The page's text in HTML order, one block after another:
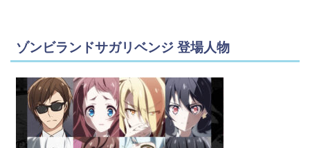
ゾンビランドサガリベンジ 登場人物